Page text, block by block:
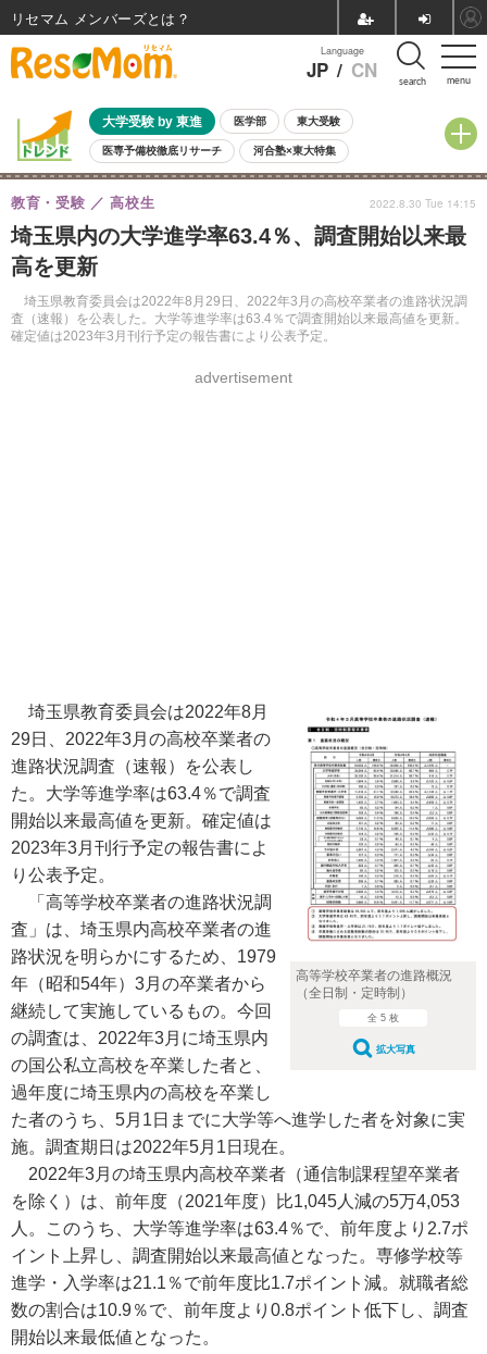
menu
Language
JP / CN search
大学受験 by 東進 医学部 東大受験
医専予備校徹底リサーチ 河合塾×東大特集
親子で考える大学選び 高校受験 中学受験 小学校受験
共通テスト 夏休み
8月開催イベント・WS 全国公立高校 過去問 人気記事
自由研究教材（小学生向け）
埼玉県内の大学進学率63.4％、調査開始以来最
高を更新
埼玉県教育委員会は2022年8月29日、2022年3月の高校卒業者の進路状況調
査（速報）を公表した。大学等進学率は63.4％で調査開始以来最高値を更新。
確定値は2023年3月刊行予定の報告書により公表予定。
教育・受験 高校生
advertisement
2022.8.30 Tue 14:15
高等学校卒業者の進路概況
（全日制・定時制）
全 5 枚
拡大写真
埼玉県教育委員会は2022年8月
29日、2022年3月の高校卒業者の
進路状況調査（速報）を公表し
た。大学等進学率は63.4％で調査
開始以来最高値を更新。確定値は
2023年3月刊行予定の報告書によ
り公表予定。
「高等学校卒業者の進路状況調
査」は、埼玉県内高校卒業者の進
路状況を明らかにするため、1979
年（昭和54年）3月の卒業者から
継続して実施しているもの。今回
の調査は、2022年3月に埼玉県内
の国公私立高校を卒業した者と、
過年度に埼玉県内の高校を卒業し
た者のうち、5月1日までに大学等へ進学した者を対象に実
施。調査期日は2022年5月1日現在。
2022年3月の埼玉県内高校卒業者（通信制課程望卒業者
を除く）は、前年度（2021年度）比1,045人減の5万4,053
人。このうち、大学等進学率は63.4％で、前年度より2.7ポ
イント上昇し、調査開始以来最高値となった。専修学校等
進学・入学率は21.1％で前年度比1.7ポイント減。就職者総
数の割合は10.9％で、前年度より0.8ポイント低下し、調査
開始以来最低値となった。
リセマム メンバーズ